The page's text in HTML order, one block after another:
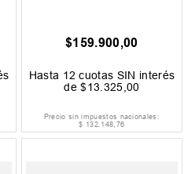
$159.900,00
Hasta 12 cuotas SIN interés
de$13 325 00
Precio sin impuestos nacionales:
$ 132.148,76